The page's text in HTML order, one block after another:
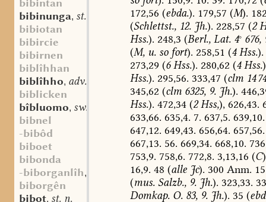
bibintan
bibinunga, st. f.
bibiotan
bibircie
bibirnen
biblîhhan
biblîhho, adv.
biblicken
bîbluomo, sw. m.
bibnel
-bibôd
biboet
bibonda
-biborganlîh,
biborgên
bibot, st. n.
172,56 (ebda.). 179,57 (M).
(Schlettst.,12.Jh.). 228,57 (2
Hss.). 248,3 (Berl.,Lat.4° 676,
(M,u.sofort). 258,51 (4Hss.).
273,29 (6Hss.). 280,62 (4Hss.
Hss.). 295,56. 333,47 (clm14
345,62 (clm 6325,9.Jh.).
Hss.). 472,34 (2Hss,),626,43.
633,66. 635,4. 7. 637,5. 639,10.
647,12. 649,43. 656,64. 657,56.
667,13. 56. 669,34. 668,10.
753,9. 758,6. 772,8. 3,13,16 (C
16,9. 48 (alleJc). 300 Anm.
(mus.Salzb.,9.Jh.). 323,33.
Domkap.O.83,9.Jh.). 35 (